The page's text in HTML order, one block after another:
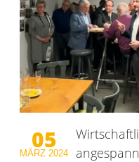
05
MÄRZ 2024